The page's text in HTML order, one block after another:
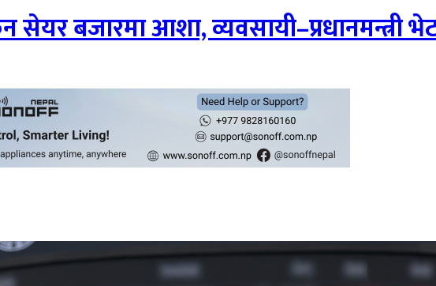
सेयर बजारमा आशा, व्यवसायी–प्रधानमन्त्री